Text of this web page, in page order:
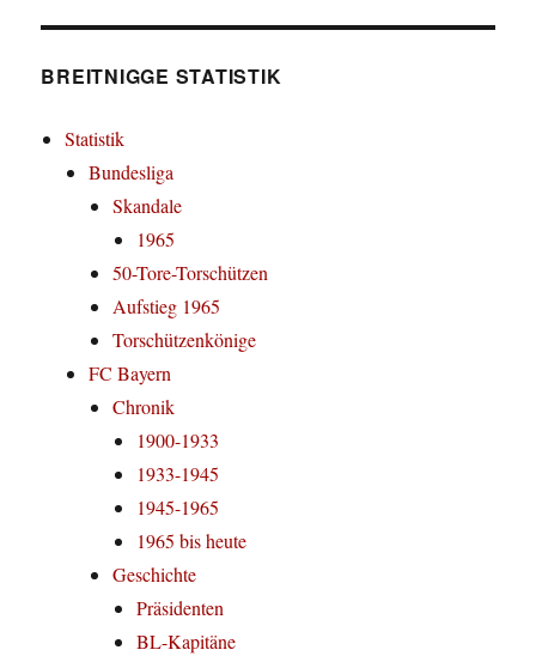
BREITNIGGE STATISTIK
Statistik
Bundesliga
Skandale
1965
50-Tore-Torschützen
Aufstieg 1965
Torschützenkönige
FC Bayern
Chronik
1900-1933
1933-1945
1945-1965
1965 bis heute
Geschichte
Präsidenten
BL-Kapitäne